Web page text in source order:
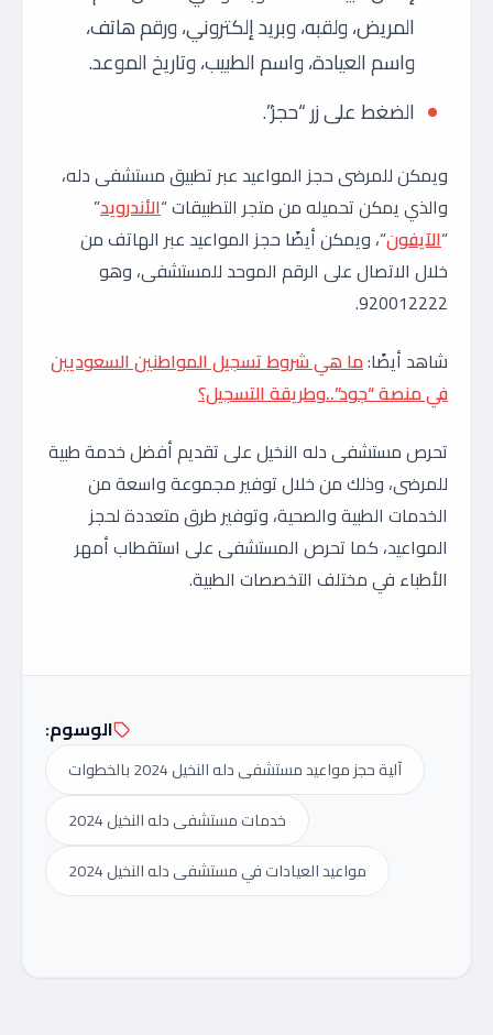
المريض، ولقبه، وبريد إلكتروني، ورقم هاتف،
واسم العيادة، واسم الطبيب، وتاريخ الموعد.
الضغط على زر “حجز”.
ويمكن للمرضى حجز المواعيد عبر تطبيق مستشفى دله،
والذي يمكن تحميله من متجر التطبيقات “الأندرويد”
“الآيفون“، ويمكن أيضًا حجز المواعيد عبر الهاتف من
خلال الاتصال على الرقم الموحد للمستشفى، وهو
920012222.
شاهد أيضًا:ما هي شروط تسجيل المواطنين السعوديين
في منصة “جود”..وطريقة التسجيل؟
تحرص مستشفى دله النخيل على تقديم أفضل خدمة طبية
للمرضى، وذلك من خلال توفير مجموعة واسعة من
الخدمات الطبية والصحية، وتوفير طرق متعددة لحجز
المواعيد، كما تحرص المستشفى على استقطاب أمهر
الأطباء في مختلف التخصصات الطبية.
الوسوم:
آلية حجز مواعيد مستشفى دله النخيل 2024 بالخطوات
خدمات مستشفى دله النخيل 2024
مواعيد العيادات في مستشفى دله النخيل 2024